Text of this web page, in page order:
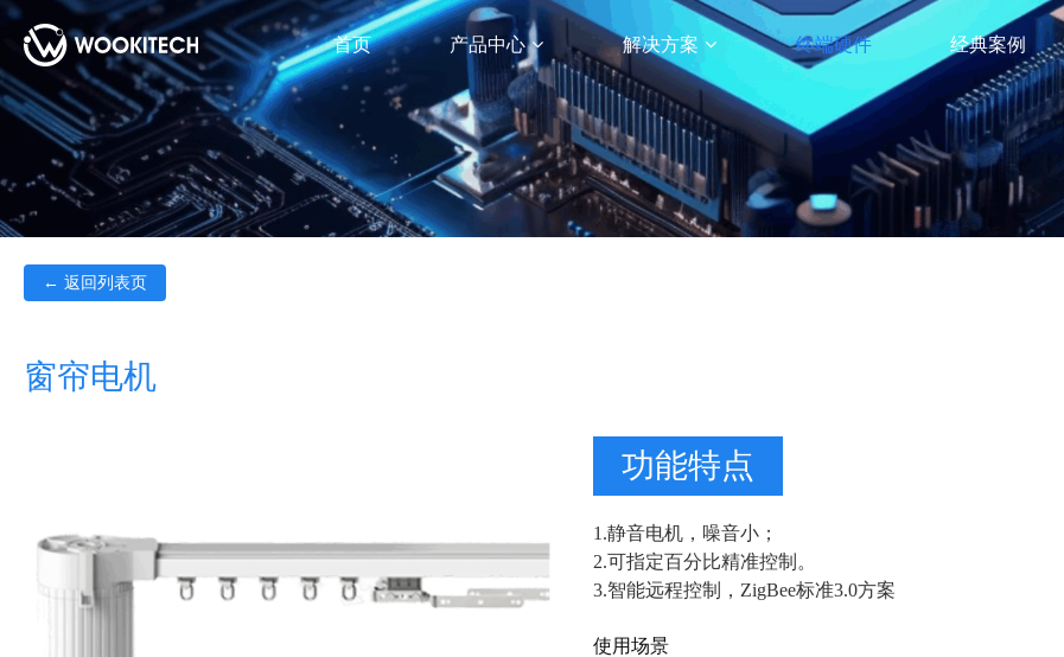
首页 产品中心 解决方案 终端硬件 经典案例
← 返回列表页
窗帘电机
功能特点
1.静音电机，噪音小；
2.可指定百分比精准控制。
3.智能远程控制，ZigBee标准3.0方案
使用场景